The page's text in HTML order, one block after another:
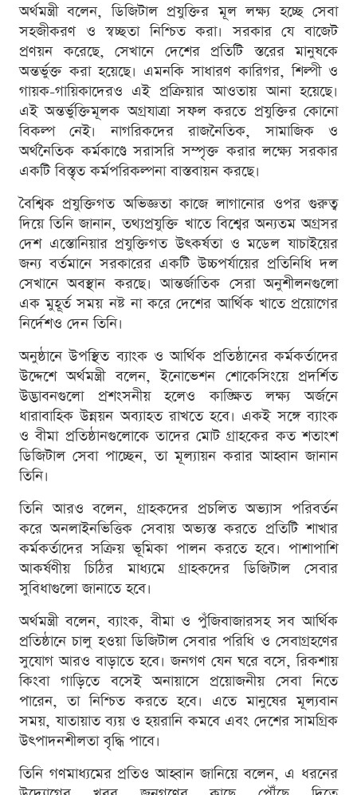
অর্থমন্ত্রী বলেন, ডিজিটাল প্রযুক্তির মূল লক্ষ্য হচ্ছে সেবা
সহজীকরণ ও স্বচ্ছতা নিশ্চিত করা। সরকার যে বাজেট
প্রণয়ন করেছে, সেখানে দেশের প্রতিটি স্তরের মানুষকে
অন্তর্ভুক্ত করা হয়েছে। এমনকি সাধারণ কারিগর, শিল্পী ও
গায়ক-গায়িকাদেরও এই প্রক্রিয়ার আওতায় আনা হয়েছে।
এই অন্তর্ভুক্তিমূলক অগ্রযাত্রা সফল করতে প্রযুক্তির কোনো
বিকল্প নেই। নাগরিকদের রাজনৈতিক, সামাজিক ও
অর্থনৈতিক কর্মকাণ্ডে সরাসরি সম্পৃক্ত করার লক্ষ্যে সরকার
একটি বিস্তৃত কর্মপরিকল্পনা বাস্তবায়ন করছে।
বৈশ্বিক প্রযুক্তিগত অভিজ্ঞতা কাজে লাগানোর ওপর গুরুত্ব
দিয়ে তিনি জানান, তথ্যপ্রযুক্তি খাতে বিশ্বের অন্যতম অগ্রসর
দেশ এস্তোনিয়ার প্রযুক্তিগত উৎকর্ষতা ও মডেল যাচাইয়ের
জন্য বর্তমানে সরকারের একটি উচ্চপর্যায়ের প্রতিনিধি দল
সেখানে অবস্থান করছে। আন্তর্জাতিক সেরা অনুশীলনগুলো
এক মুহূর্ত সময় নষ্ট না করে দেশের আর্থিক খাতে প্রয়োগের
নির্দেশও দেন তিনি।
অনুষ্ঠানে উপস্থিত ব্যাংক ও আর্থিক প্রতিষ্ঠানের কর্মকর্তাদের
উদ্দেশে অর্থমন্ত্রী বলেন, ইনোভেশন শোকেসিংয়ে প্রদর্শিত
উদ্ভাবনগুলো প্রশংসনীয় হলেও কাঙ্ক্ষিত লক্ষ্য অর্জনে
ধারাবাহিক উন্নয়ন অব্যাহত রাখতে হবে। একই সঙ্গে ব্যাংক
ও বীমা প্রতিষ্ঠানগুলোকে তাদের মোট গ্রাহকের কত শতাংশ
ডিজিটাল সেবা পাচ্ছেন, তা মূল্যায়ন করার আহ্বান জানান
তিনি।
তিনি আরও বলেন, গ্রাহকদের প্রচলিত অভ্যাস পরিবর্তন
করে অনলাইনভিত্তিক সেবায় অভ্যস্ত করতে প্রতিটি শাখার
কর্মকর্তাদের সক্রিয় ভূমিকা পালন করতে হবে। পাশাপাশি
আকর্ষণীয় চিঠির মাধ্যমে গ্রাহকদের ডিজিটাল সেবার
সুবিধাগুলো জানাতে হবে।
অর্থমন্ত্রী বলেন, ব্যাংক, বীমা ও পুঁজিবাজারসহ সব আর্থিক
প্রতিষ্ঠানে চালু হওয়া ডিজিটাল সেবার পরিধি ও সেবাগ্রহণের
সুযোগ আরও বাড়াতে হবে। জনগণ যেন ঘরে বসে, রিকশায়
কিংবা গাড়িতে বসেই অনায়াসে প্রয়োজনীয় সেবা নিতে
পারেন, তা নিশ্চিত করতে হবে। এতে মানুষের মূল্যবান
সময়, যাতায়াত ব্যয় ও হয়রানি কমবে এবং দেশের সামগ্রিক
উৎপাদনশীলতা বৃদ্ধি পাবে।
তিনি গণমাধ্যমের প্রতিও আহ্বান জানিয়ে বলেন, এ ধরনের